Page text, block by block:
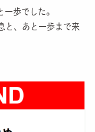
歩でした。
と、あと一歩まで来